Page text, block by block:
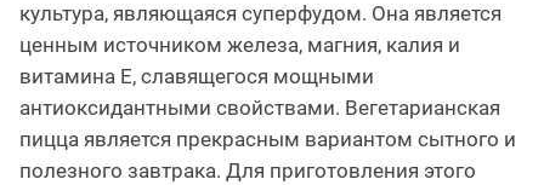
культура, являющаяся суперфудом. Она является
ценным источником железа, магния, калия и
витамина Е, славящегося мощными
антиоксидантными свойствами. Вегетарианская
пицца является прекрасным вариантом сытного и
полезного завтрака. Для приготовления этого